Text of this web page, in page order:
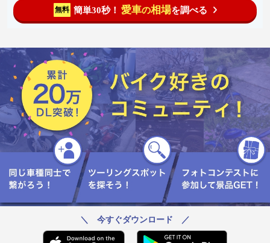
らーめん #らーめん部 #肉 #香ば
しい #香ばしい肉 #肉丼 #麻婆豆
腐 #伊勢原 #厚木 #七沢 #清
川グルメ @hiyocko.suzume 食べてみ
なくちゃわからないよね😁👍♬
無料 簡単30秒！ 愛車の相場を調べる
＼ 今すぐダウンロード ／